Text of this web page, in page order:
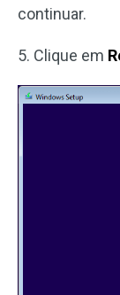
continuar.
5. Clique em